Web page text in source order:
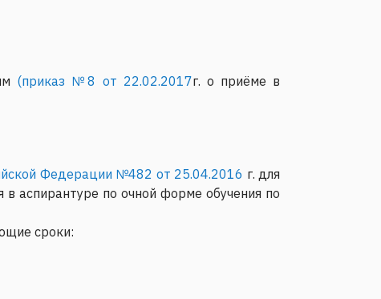
(приказ №8 от 22.02.2017г. о приёме в
Федерации №482 от 25.04.2016 г. для
аспирантуре по очной форме обучения по
сроки: